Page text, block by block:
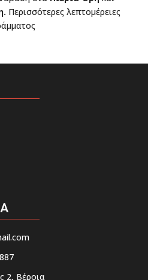
. Περισσότερες λεπτομέρειες
2, Βέροια